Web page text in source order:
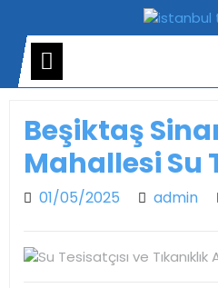
content
Beşiktaş
Mahallesi Su
01/05/2025 01/05/2025
admin